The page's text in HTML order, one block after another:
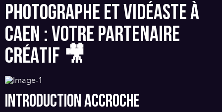
PHOTOGRAPHE ET VIDÉASTE À
CAEN : VOTRE PARTENAIRE
CRÉATIF 🎥
INTRODUCTION ACCROCHE